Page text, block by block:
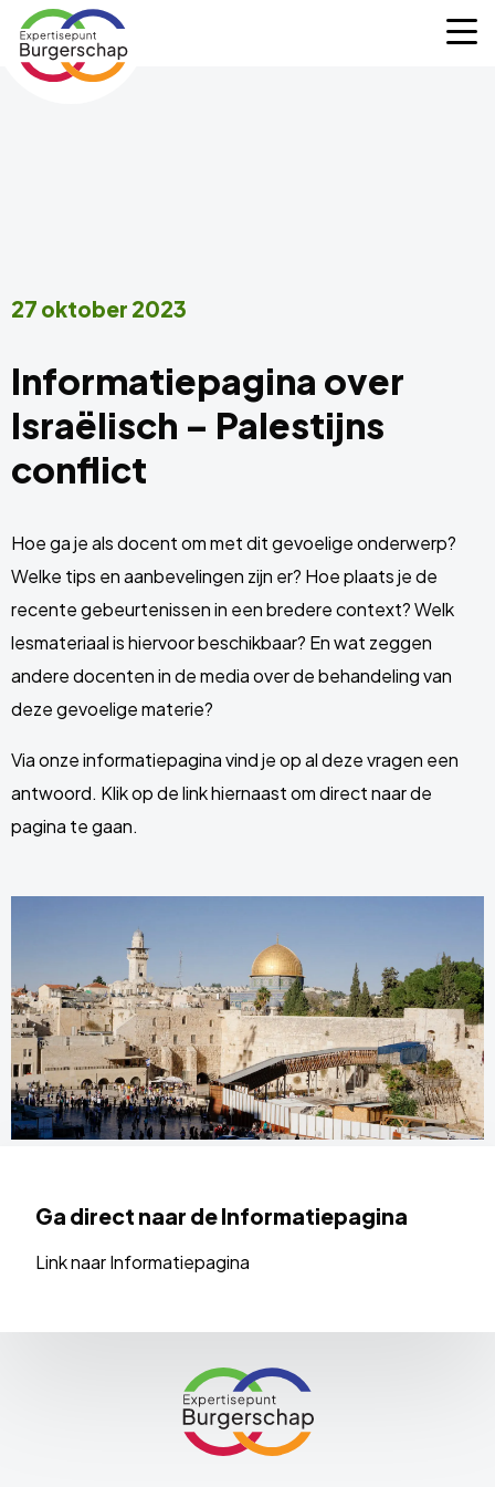
Expertisepunt
Burgerschap
Informatiepagina over
Israëlisch – Palestijns
conflict
27 oktober 2023
Hoe ga je als docent om met dit gevoelige onderwerp?
Welke tips en aanbevelingen zijn er? Hoe plaats je de
recente gebeurtenissen in een bredere context? Welk
lesmateriaal is hiervoor beschikbaar? En wat zeggen
andere docenten in de media over de behandeling van
deze gevoelige materie?
Via onze informatiepagina vind je op al deze vragen een
antwoord. Klik op de link hiernaast om direct naar de
pagina te gaan.
Ga direct naar de Informatiepagina
Link naar Informatiepagina